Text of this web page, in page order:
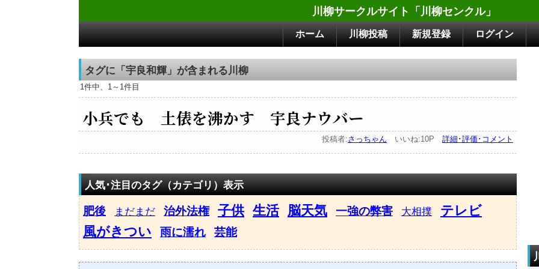
川柳サークルサイト「川柳センクル」
ホーム 川柳投稿 新規登録 ログイン
タグに「宇良和輝」が含まれる川柳
1件中、1～1件目
小兵でも 土俵を沸かす 宇良ナウバー
投稿者:さっちゃん いいね:10P 詳細･評価･コメント
人気･注目のタグ（カテゴリ）表示
肥後 まだまだ 治外法権 子供 生活 脳天気 一強の弊害 大相撲
テレビ
風がきつい
雨に濡れ 芸能